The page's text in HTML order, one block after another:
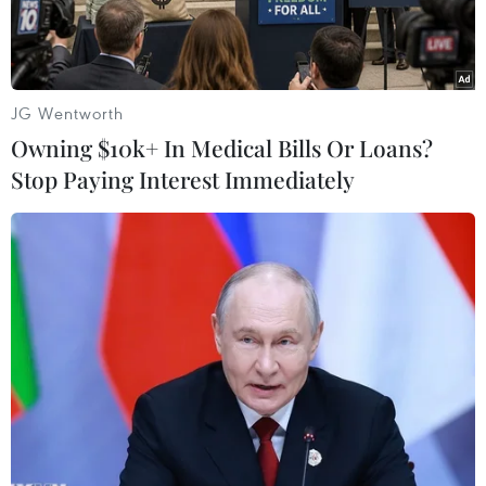
Phương tiện lưu thông trên một đoạn tuyến cao tốc. (Ảnh: Việt
Hùng/Vietnam+)
Theo tính toán sơ bộ của Bộ Giao thông Vận tải,
nếu chuyển đổi sang đầu tư công 3 dự án thành
phần cao tốc Bắc-Nam có thể thu hồi khoảng
7.000 tỷ đồng/5 năm và việc thu phí để thu hồi
vốn Nhà nước đối với các dự án chuyển đổi
JG Wentworth
Owning $10k+ In Medical Bills Or Loans?
Stop Paying Interest Immediately